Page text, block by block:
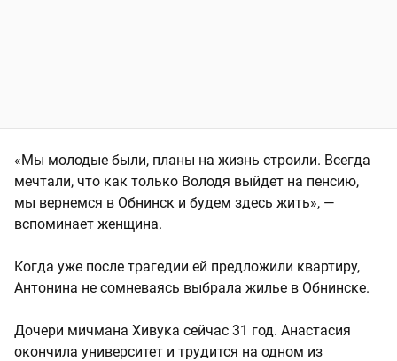
«Мы молодые были, планы на жизнь строили. Всегда
мечтали, что как только Володя выйдет на пенсию,
мы вернемся в Обнинск и будем здесь жить», —
вспоминает женщина.
Когда уже после трагедии ей предложили квартиру,
Антонина не сомневаясь выбрала жилье в Обнинске.
Дочери мичмана Хивука сейчас 31 год. Анастасия
окончила университет и трудится на одном из